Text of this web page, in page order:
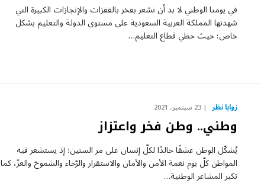
في يومنا الوطني لا بد أن نشعر بفخر بالقفزات والإنجازات الكبيرة التي
شهدتها المملكة العربية السعودية على مستوى الدولة والتعليم بشكل
خاص؛ حيث حظي قطاع التعليم…
زوايا نظر 23 سبتمبر، 2021
وطني.. وطن فخر واعتزاز
يُشكّل الوطن عشقًا خالدًا لكلّ إنسان على مر السنين؛ إذ يستشعر فيه
المواطن كلّ يوم نعمة الأمن والأمان والاستقرار والرّخاء والشموخ والعزّ، كما
تكبر المشاعر الوطنية…